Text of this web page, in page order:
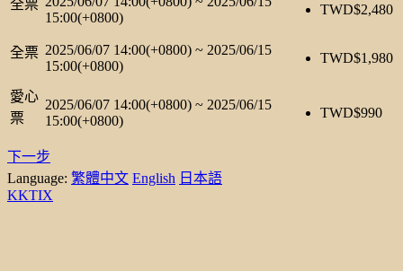
全票
15:00(+0800)
TWD$2,480
全票 2025/06/07 14:00(+0800) ~ 2025/06/15
15:00(+0800)
TWD$1,980
愛心
票
2025/06/07 14:00(+0800) ~ 2025/06/15
15:00(+0800)
TWD$990
下一步
Language: 繁體中文 English 日本語
KKTIX